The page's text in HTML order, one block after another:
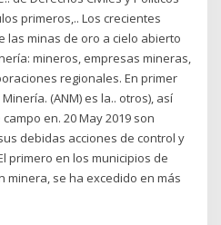
primeros,.. Los crecientes
las minas de oro a cielo abierto
mineros, empresas mineras,
regionales. En primer
(ANM) es la.. otros), así
en. 20 May 2019 son
debidas acciones de control y
primero en los municipios de
minera, se ha excedido en más